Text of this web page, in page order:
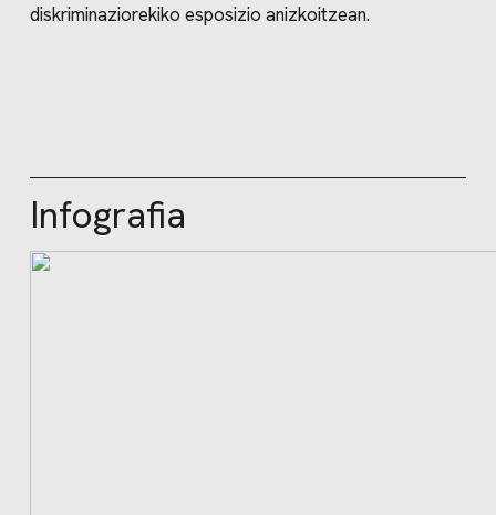
diskriminaziorekiko esposizio anizkoitzean.
Infografia